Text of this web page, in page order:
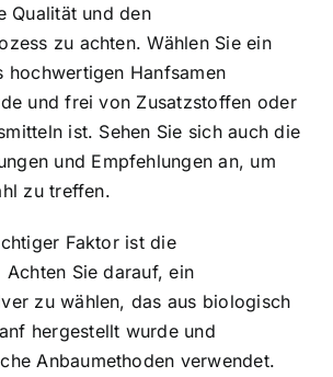
Qualität und den
zu achten. Wählen Sie ein
hochwertigen Hanfsamen
und frei von Zusatzstoffen oder
ist. Sehen Sie sich auch die
und Empfehlungen an, um
zu treffen.
Faktor ist die
Sie darauf, ein
zu wählen, das aus biologisch
hergestellt wurde und
Anbaumethoden verwendet.